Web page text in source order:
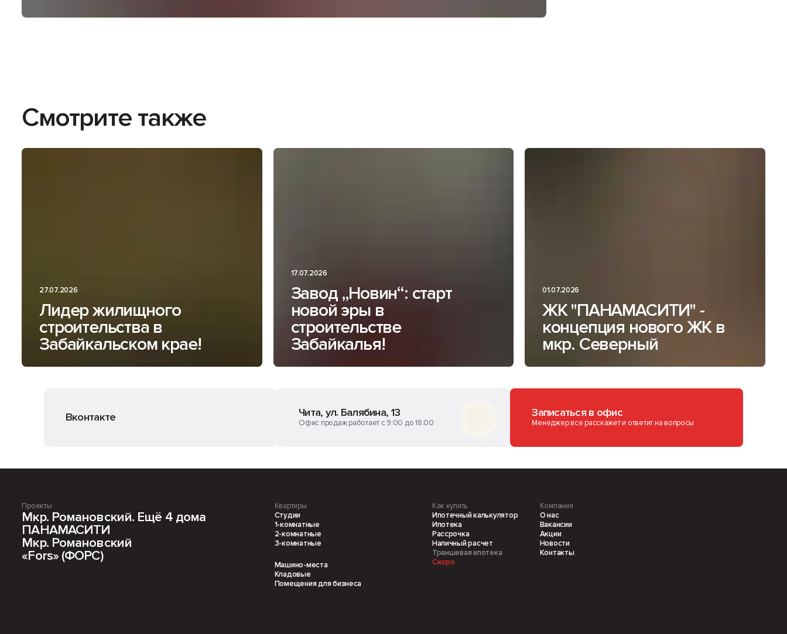
Смотрите также
27.07.2026
Лидер жилищного
строительства в
Забайкальском крае!
17.07.2026
Завод „Новин“: старт
новой эры в
строительстве
Забайкалья!
01.07.2026
ЖК "ПАНАМАСИТИ" -
концепция нового ЖК в
мкр. Северный
Вконтакте Чита, ул. Балябина, 13
Офис продаж работает с 9:00 до 18:00
Записаться в офис
Менеджер все расскажет и ответит на вопросы
Проекты
Мкр. Романовский. Ещё 4 дома
ПАНАМАСИТИ
Мкр. Романовский
«Fors» (ФОРС)
Квартиры
Студии
1-комнатные
2-комнатные
3-комнатные
Машино-места
Кладовые
Помещения для бизнеса
Как купить
Ипотечный калькулятор
Ипотека
Рассрочка
Наличный расчет
Траншевая ипотека
Скоро
Компания
О нас
Вакансии
Акции
Новости
Контакты